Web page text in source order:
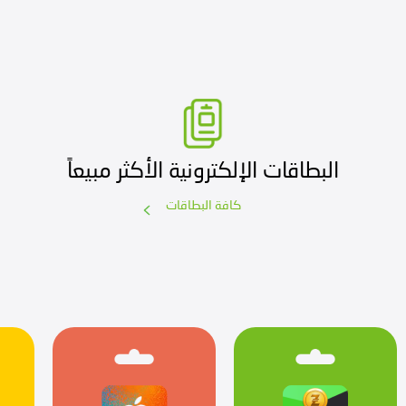
البطاقات الإلكترونية الأكثر مبيعاً
كافة البطاقات